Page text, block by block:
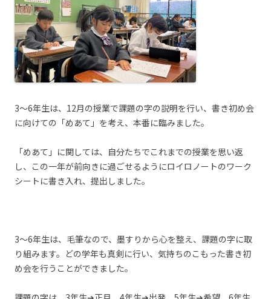
3～6年生は、12月の授業で課題の字の説明を行い、書き初め会
に向けての「めあて」を考え、本番に臨みました。
「めあて」に関しては、自分たちでこれまでの授業を思い返
し、この一年が前向きに過ごせるようにロイロノートのワーク
シートに書き入れ、提出しました。
3～6年生は、毛筆なので、墨すりから心を整え、課題の字に取
り組みます。どの学年も真剣に行い、気持ちのこもった書き初
め会を行うことができました。